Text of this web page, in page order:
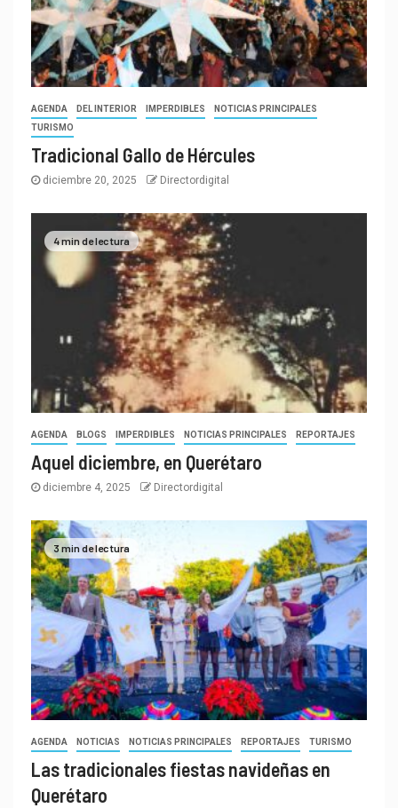
AGENDA DEL INTERIOR IMPERDIBLES
NOTICIAS PRINCIPALES
TURISMO
Tradicional Gallo de Hércules
diciembre 20, 2025 Directordigital
4 min de lectura
AGENDA BLOGS IMPERDIBLES NOTICIAS PRINCIPALES REPORTAJES
Aquel diciembre, en Querétaro
diciembre 4, 2025 Directordigital
3 min de lectura
AGENDA NOTICIAS NOTICIAS PRINCIPALES REPORTAJES TURISMO
Las tradicionales fiestas navideñas en
Querétaro